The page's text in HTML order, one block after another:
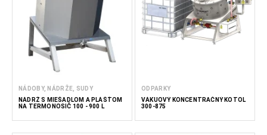
NÁDOBY, NÁDRŽE, SUDY
NÁDRŽ S MIEŠADLOM A PLÁŠŤOM
NA TERMONOSIČ 100 - 900 L
ODPARKY
VÁKUOVÝ KONCENTRAČNÝ KOTOL
300-875